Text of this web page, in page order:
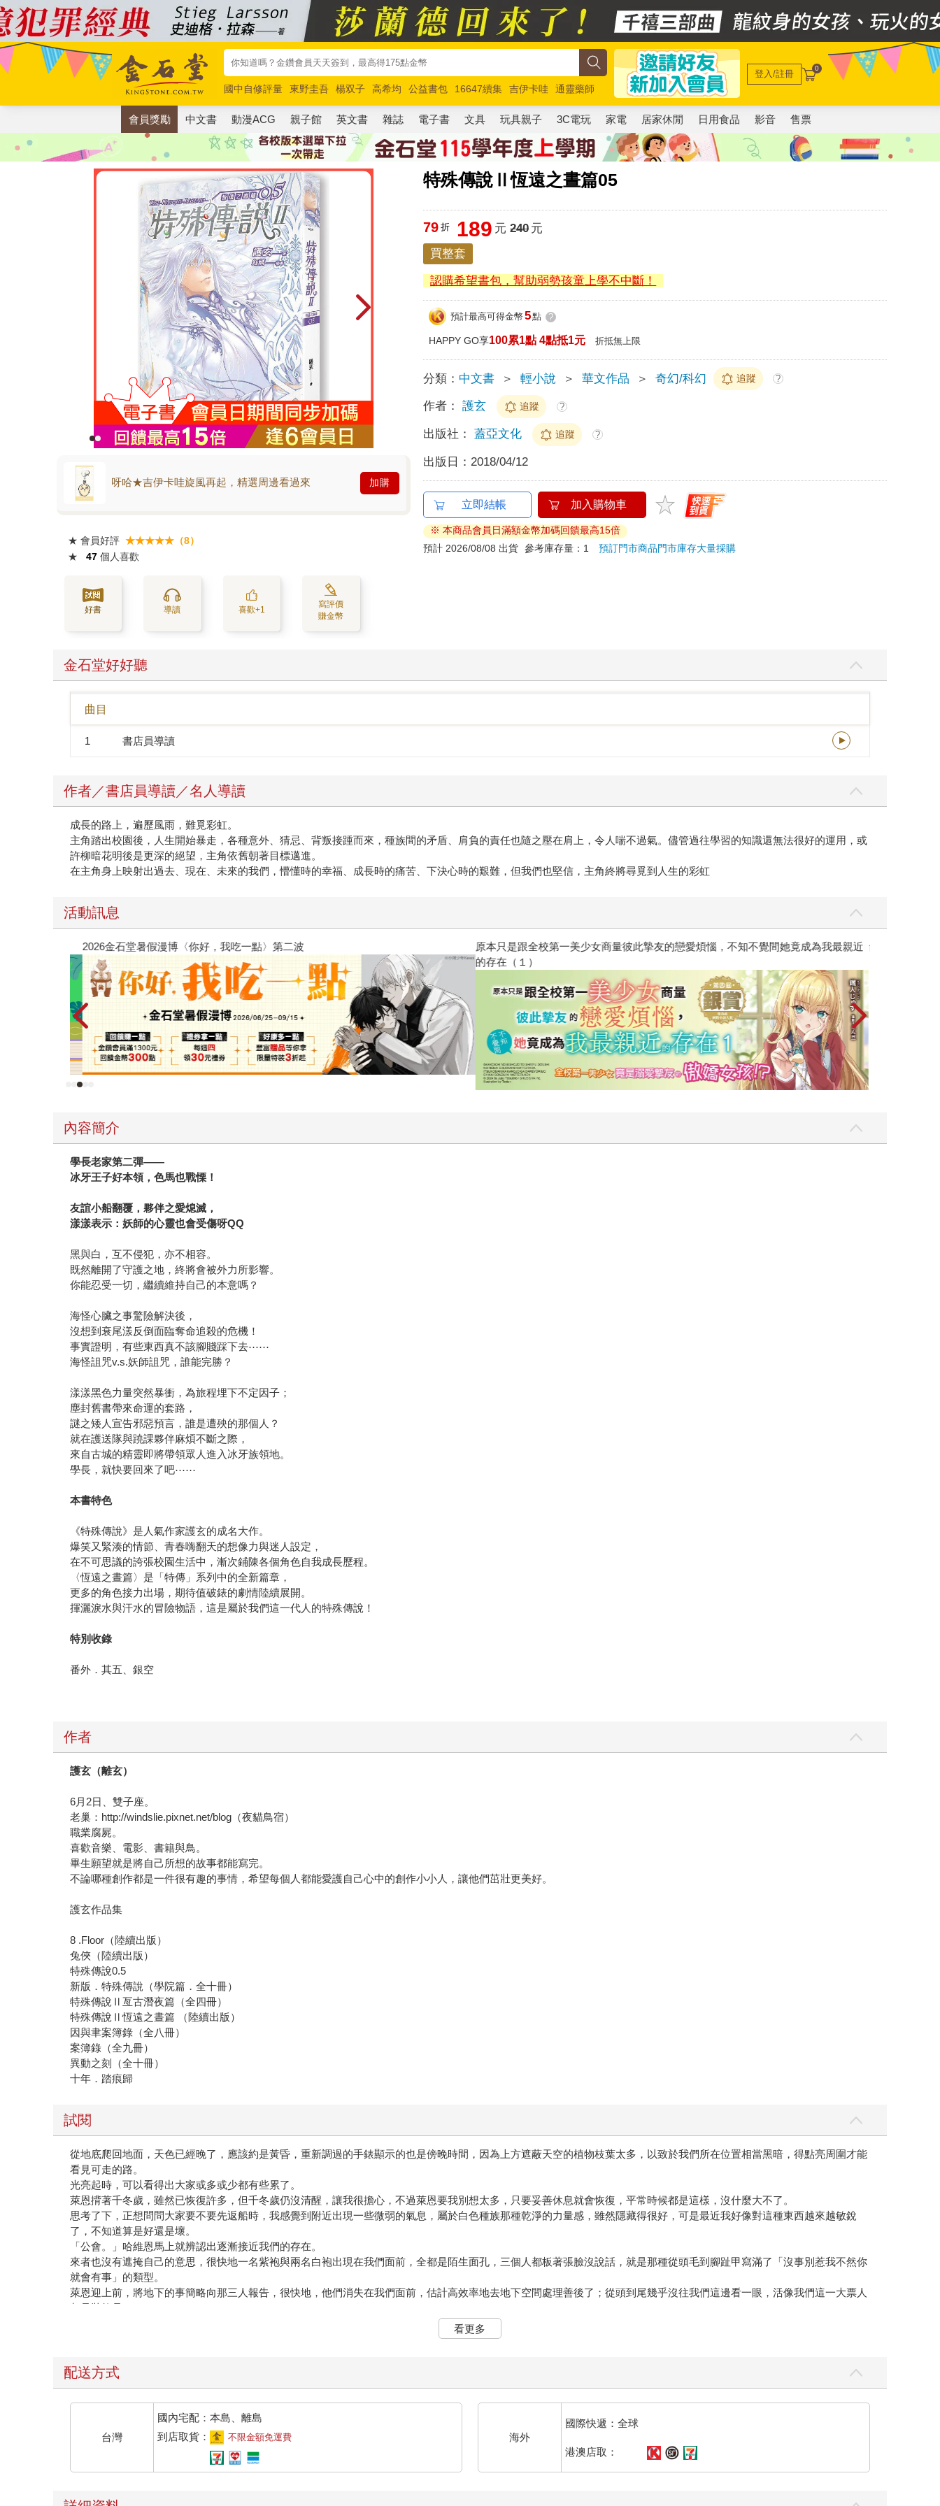
國中自修評量 東野圭吾 楊双子 高希均 公益書包 16647續集 吉伊卡哇
通靈藥師
唯紅花綻放
奧德賽 路邊攤新作 馬斯克 玩具總動員5 超慢跑
登入/註冊 0
會員獎勵 中文書 動漫ACG 親子館 英文書 雜誌 電子書 文具 玩具親子 3C電玩 家電 居家休閒 日用食品 影音 售票
特殊傳說Ⅱ恆遠之晝篇05
呀哈★吉伊卡哇旋風再起，精選周邊看過來 加購
★ 會員好評 ★★★★★（8）
★
47 個人喜歡
好書 導讀 喜歡+1
寫評價
賺金幣
79 折 189 元 240元
買整套
認購希望書包，幫助弱勢孩童上學不中斷！
預計最高可得金幣 5點 ?
HAPPY GO享100累1點 4點抵1元 折抵無上限
分類： 中文書 ＞ 輕小說 ＞ 華文作品 ＞ 奇幻/科幻 追蹤 ?
作者： 護玄 追蹤 ?
出版社： 蓋亞文化 追蹤 ?
出版日： 2018/04/12
立即結帳 加入購物車
※ 本商品會員日滿額金幣加碼回饋最高15倍
預計 2026/08/08 出貨 參考庫存量：1預訂門市商品門市庫存大量採購
金石堂好好聽
曲目
1 書店員導讀
作者／書店員導讀／名人導讀
成長的路上，遍歷風雨，難覓彩虹。
主角踏出校園後，人生開始暴走，各種意外、猜忌、背叛接踵而來，種族間的矛盾、肩負的責任也隨之壓在肩上，令人喘不過氣。儘管過往學習的知識還無法很好的運用，或
許柳暗花明後是更深的絕望，主角依舊朝著目標邁進。
在主角身上映射出過去、現在、未來的我們，懵懂時的幸福、成長時的痛苦、下決心時的艱難，但我們也堅信，主角終將尋覓到人生的彩虹
活動訊息
2026金石堂暑假漫博〈你好，我吃一點〉第二波
原本只是跟全校第一美少女商量彼此摯友的戀愛煩惱，不知不覺間她竟成為我最親近
的存在（１）
台灣角川2026
內容簡介
學長老家第二彈——
冰牙王子好本領，色馬也戰慄！
友誼小船翻覆，夥伴之愛熄滅，
漾漾表示：妖師的心靈也會受傷呀QQ
黑與白，互不侵犯，亦不相容。
既然離開了守護之地，終將會被外力所影響。
你能忍受一切，繼續維持自己的本意嗎？
海怪心臟之事驚險解決後，
沒想到衰尾漾反倒面臨奪命追殺的危機！
事實證明，有些東西真不該腳賤踩下去⋯⋯
海怪詛咒v.s.妖師詛咒，誰能完勝？
漾漾黑色力量突然暴衝，為旅程埋下不定因子；
塵封舊書帶來命運的套路，
謎之矮人宣告邪惡預言，誰是遭殃的那個人？
就在護送隊與蹺課夥伴麻煩不斷之際，
來自古城的精靈即將帶領眾人進入冰牙族領地。
學長，就快要回來了吧⋯⋯
本書特色
《特殊傳說》是人氣作家護玄的成名大作。
爆笑又緊湊的情節、青春嗨翻天的想像力與迷人設定，
在不可思議的誇張校園生活中，漸次鋪陳各個角色自我成長歷程。
〈恆遠之晝篇〉是「特傳」系列中的全新篇章，
更多的角色接力出場，期待值破錶的劇情陸續展開。
揮灑淚水與汗水的冒險物語，這是屬於我們這一代人的特殊傳說！
特別收錄
番外．其五、銀空
作者
護玄（離玄）
6月2日、雙子座。
老巢：http://windslie.pixnet.net/blog（夜貓鳥宿）
職業腐屍。
喜歡音樂、電影、書籍與鳥。
畢生願望就是將自己所想的故事都能寫完。
不論哪種創作都是一件很有趣的事情，希望每個人都能愛護自己心中的創作小小人，讓他們茁壯更美好。
護玄作品集
8 .Floor（陸續出版）
兔俠（陸續出版）
特殊傳說0.5
新版．特殊傳說（學院篇．全十冊）
特殊傳說Ⅱ亙古潛夜篇（全四冊）
特殊傳說Ⅱ恆遠之晝篇 （陸續出版）
因與聿案簿錄（全八冊）
案簿錄（全九冊）
異動之刻（全十冊）
十年．踏痕歸
試閱
從地底爬回地面，天色已經晚了，應該約是黃昏，重新調過的手錶顯示的也是傍晚時間，因為上方遮蔽天空的植物枝葉太多，以致於我們所在位置相當黑暗，得點亮周圍才能
看見可走的路。
光亮起時，可以看得出大家或多或少都有些累了。
萊恩揹著千冬歲，雖然已恢復許多，但千冬歲仍沒清醒，讓我很擔心，不過萊恩要我別想太多，只要妥善休息就會恢復，平常時候都是這樣，沒什麼大不了。
思考了下，正想問問大家要不要先返船時，我感覺到附近出現一些微弱的氣息，屬於白色種族那種乾淨的力量感，雖然隱藏得很好，可是最近我好像對這種東西越來越敏銳
了，不知道算是好還是壞。
「公會。」哈維恩馬上就辨認出逐漸接近我們的存在。
來者也沒有遮掩自己的意思，很快地一名紫袍與兩名白袍出現在我們面前，全都是陌生面孔，三個人都板著張臉沒說話，就是那種從頭毛到腳趾甲寫滿了「沒事別惹我不然你
就會有事」的類型。
萊恩迎上前，將地下的事簡略向那三人報告，很快地，他們消失在我們面前，估計高效率地去地下空間處理善後了；從頭到尾幾乎沒往我們這邊看一眼，活像我們這一大票人
都是裝飾品。
「要先回船上嗎？」雖然之前好像說的是明天中午前，不過我看千冬歲的狀況不適合繼續待下去，應該要先回安全地方好好休養。就算萊恩說不用擔心，但是旁邊的人怎麼可
「不，恐怕得速戰速決。」萊恩給了我一個很謎的答案。
我疑惑地看著我的好友，等解釋。
「您不會以為你那腳什麼後遺症都沒有吧？」哈維恩冷冷笑了聲，倒是沒有白眼看我，只是拿說笑話一樣的嘲諷語氣開口：「那是海怪，被陰影影響過的海怪，心臟剛解除封
印那瞬間牠必定會感應到，接著你又一腳把心臟踩爛，你認為這隻海怪在迴光返照的最後時間裡面不會衝過來對你復仇嗎？」
我靠！我還真沒想到這點！
而且你居然還知道這海怪會迴光返照衝過來找我復仇嗎！
迴光返照應該是先和牠的家人道別然後分配遺產才對吧，拿來復仇真的好嗎海怪！
看更多
配送方式
台灣
國內宅配：本島、離島
到店取貨：
不限金額免運費 海外
國際快遞：全球
港澳店取：